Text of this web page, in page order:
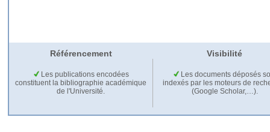
Référencement Visibilité
Les publications encodées
constituent la bibliographie académique
de l'Université.
Les documents déposés
indexés par les moteurs de
(Google Scholar,…).